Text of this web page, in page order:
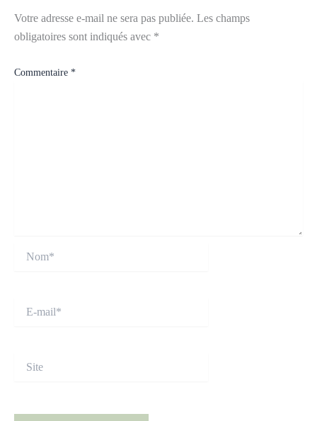
Votre adresse e-mail ne sera pas publiée. Les champs
obligatoires sont indiqués avec *
Commentaire *
mail*